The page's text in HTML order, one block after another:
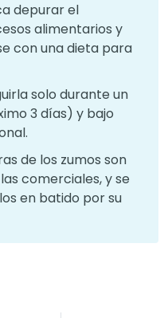
depurar el
alimentarios y
con una dieta para
solo durante un
3 días) y bajo
de los zumos son
comerciales, y se
en batido por su